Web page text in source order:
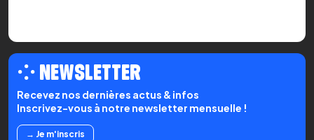
⁘ NEWSLETTER
Recevez nos dernières actus & infos
Inscrivez-vous à notre newsletter mensuelle !
→ Je m'inscris